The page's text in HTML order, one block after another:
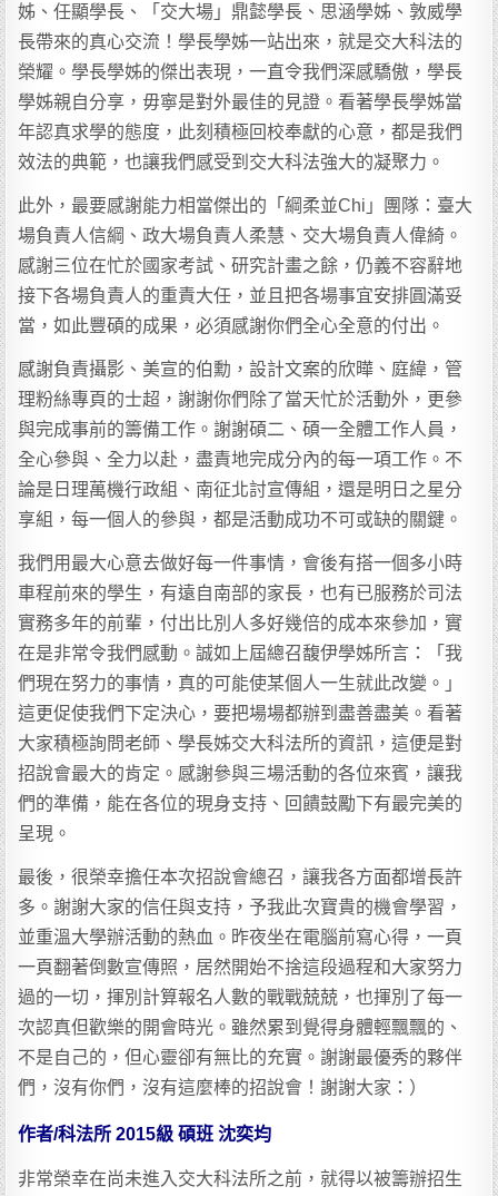
姊、任顯學長、「交大場」鼎懿學長、思涵學姊、敦威學
長帶來的真心交流！學長學姊一站出來，就是交大科法的
榮耀。學長學姊的傑出表現，一直令我們深感驕傲，學長
學姊親自分享，毋寧是對外最佳的見證。看著學長學姊當
年認真求學的態度，此刻積極回校奉獻的心意，都是我們
效法的典範，也讓我們感受到交大科法強大的凝聚力。
此外，最要感謝能力相當傑出的「綱柔並Chi」團隊：臺大
場負責人信綱、政大場負責人柔慧、交大場負責人偉綺。
感謝三位在忙於國家考試、研究計畫之餘，仍義不容辭地
接下各場負責人的重責大任，並且把各場事宜安排圓滿妥
當，如此豐碩的成果，必須感謝你們全心全意的付出。
感謝負責攝影、美宣的伯勳，設計文案的欣曄、庭緯，管
理粉絲專頁的士超，謝謝你們除了當天忙於活動外，更參
與完成事前的籌備工作。謝謝碩二、碩一全體工作人員，
全心參與、全力以赴，盡責地完成分內的每一項工作。不
論是日理萬機行政組、南征北討宣傳組，還是明日之星分
享組，每一個人的參與，都是活動成功不可或缺的關鍵。
我們用最大心意去做好每一件事情，會後有搭一個多小時
車程前來的學生，有遠自南部的家長，也有已服務於司法
實務多年的前輩，付出比別人多好幾倍的成本來參加，實
在是非常令我們感動。誠如上屆總召馥伊學姊所言：「我
們現在努力的事情，真的可能使某個人一生就此改變。」
這更促使我們下定決心，要把場場都辦到盡善盡美。看著
大家積極詢問老師、學長姊交大科法所的資訊，這便是對
招說會最大的肯定。感謝參與三場活動的各位來賓，讓我
們的準備，能在各位的現身支持、回饋鼓勵下有最完美的
呈現。
最後，很榮幸擔任本次招說會總召，讓我各方面都增長許
多。謝謝大家的信任與支持，予我此次寶貴的機會學習，
並重溫大學辦活動的熱血。昨夜坐在電腦前寫心得，一頁
一頁翻著倒數宣傳照，居然開始不捨這段過程和大家努力
過的一切，揮別計算報名人數的戰戰兢兢，也揮別了每一
次認真但歡樂的開會時光。雖然累到覺得身體輕飄飄的、
不是自己的，但心靈卻有無比的充實。謝謝最優秀的夥伴
們，沒有你們，沒有這麼棒的招說會！謝謝大家：）
作者/科法所 2015級 碩班 沈奕均
非常榮幸在尚未進入交大科法所之前，就得以被籌辦招生